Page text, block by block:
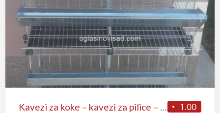
1.00
Kavezi za koke – kavezi za pilice – kavezi za zeceve